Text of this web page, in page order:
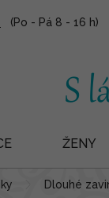
ŽENY
Dlouhé